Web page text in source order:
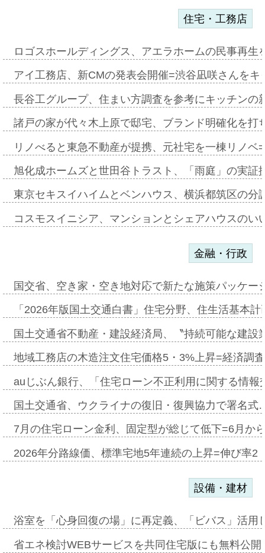
住宅・工務店
ロゴスホールディングス、アエラホームの民事再
アイ工務店、新CMの発表会開催=渋谷凪咲さんを
長谷工グループ、住まい方調査を参考にキッチン
諸戸の家が代々木上原で邸宅、ブランド明確化を
リノべると東急不動産が提携、元社宅を一棟リノ
旭化成ホームズと世田谷トラスト、「雨庭」の実
東京セキスイハイムとベンハウス、横浜都筑区の
コスモスイニシア、マンションとシェアハウスの
金融・行政
国交省、空き家・空き地対応で新たな施策パッケ
「2026年版国土交通白書」住宅分野、住生活基本
国土交通省不動産・建設経済局、〝持続可能な建
地域工務店の木造注文住宅価格5・3%上昇=経済調
auじぶん銀行、「住宅ローン不正利用に関する情
国土交通省、ウクライナの復旧・復興協力で署名
7月の住宅ローン金利、固定型が総じて低下=6月か
2026年分路線価、標準宅地5年連続の上昇=伸び率
設備・建材
浴室を「心身回復の場」に再定義、「ビバス」活
省エネ検討WEBサービスを共同住宅版にも無料公